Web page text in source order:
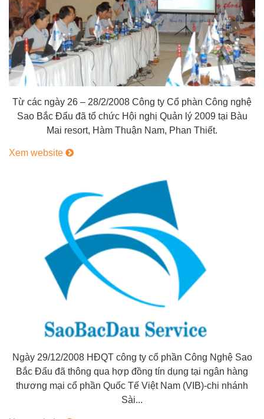
Từ các ngày 26 – 28/2/2008 Công ty Cổ phàn Công nghệ
Sao Bắc Đẩu đã tổ chức Hội nghị Quản lý 2009 tại Bàu
Mai resort, Hàm Thuận Nam, Phan Thiết.
Xem website
Ngày 29/12/2008 HĐQT công ty cổ phần Công Nghệ Sao
Bắc Đẩu đã thông qua hợp đồng tín dụng tại ngân hàng
thương mại cổ phần Quốc Tế Việt Nam (VIB)-chi nhánh
Sài...